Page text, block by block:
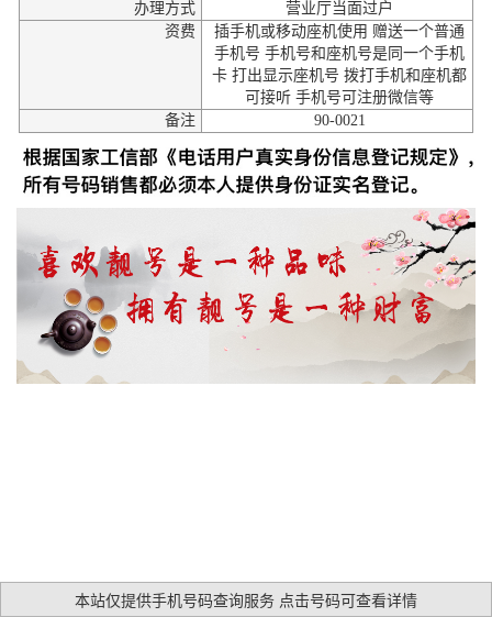
办理方式
营业厅当面过户
资费
插手机或移动座机使用 赠送一个普通
手机号 手机号和座机号是同一个手机
卡 打出显示座机号 拨打手机和座机都
可接听 手机号可注册微信等
备注
90-0021
本站仅提供手机号码查询服务 点击号码可查看详情